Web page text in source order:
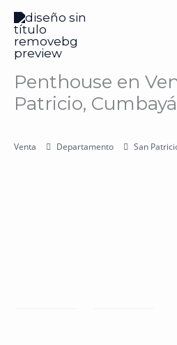
contenido
Penthouse en
Patricio, Cumbayá
Venta Departamento San